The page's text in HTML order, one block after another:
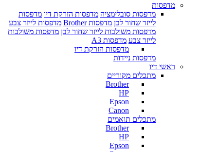
מדפסות
מדפסות סובלימציה מדפסות הזרקת דיו מדפסות
לייזר שחור לבן מדפסות Brother
מדפסות לייזר צבע
מדפסות משולבות לייזר שחור לבן מדפסות משולבות
לייזר צבע מדפסות A3
מדפסות הזרקת דיו
מדפסות ניידות
ראשי דיו
מתכלים מקוריים
Brother
HP
Epson
Canon
מתכלים תואמים
Brother
HP
Epson